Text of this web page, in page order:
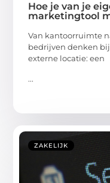
Hoe je van je
marketingtool
Van kantoorruimte
bedrijven denken
externe locatie: een
...
ZAKELIJK